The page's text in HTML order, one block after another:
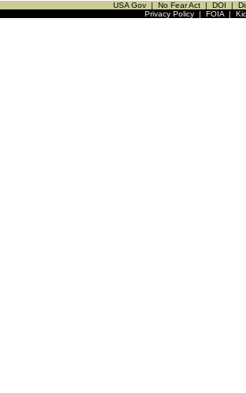
USA Gov | No Fear Act | DOI |
Privacy Policy| FOIA|